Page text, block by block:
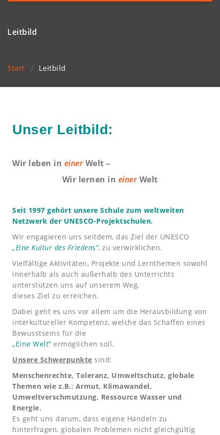
Leitbild
Start / Leitbild
Unser Leitbild:
Wir leben in einer Welt –
Wir lernen in einer Welt
Seit 1997 gehört unsere Schule zum weltweiten
Netzwerk der UNESCO-Projektschulen.
Wir engagieren uns seitdem, das Ziel der UNESCO
„Eine Kultur des Friedens“, zu verwirklichen.
Vielfältige Aktivitäten, Projekte und Lernthemen sowohl
innerhalb als auch außerhalb des Unterrichts
unterstützen uns auf unserem Weg,
dieses Ziel zu erreichen.
Dabei geht es uns vor allem um die Herausbildung von
interkultureller Kompetenz, welche das Schaffen eines
Bewusstseins für die
„Eine Welt“ ermöglichen soll.
Unsere Schwerpunkte sind:
Menschenrechte, Toleranz, Umweltschutz, globale
Themen wie z.B.: Armut, Klimawandel,
Umweltverschmutzung, Ressource Wasser und
Energie.
Es geht uns darum, dass eigene Handeln zu
hinterfragen, globalen Problemen nicht gleichgültig